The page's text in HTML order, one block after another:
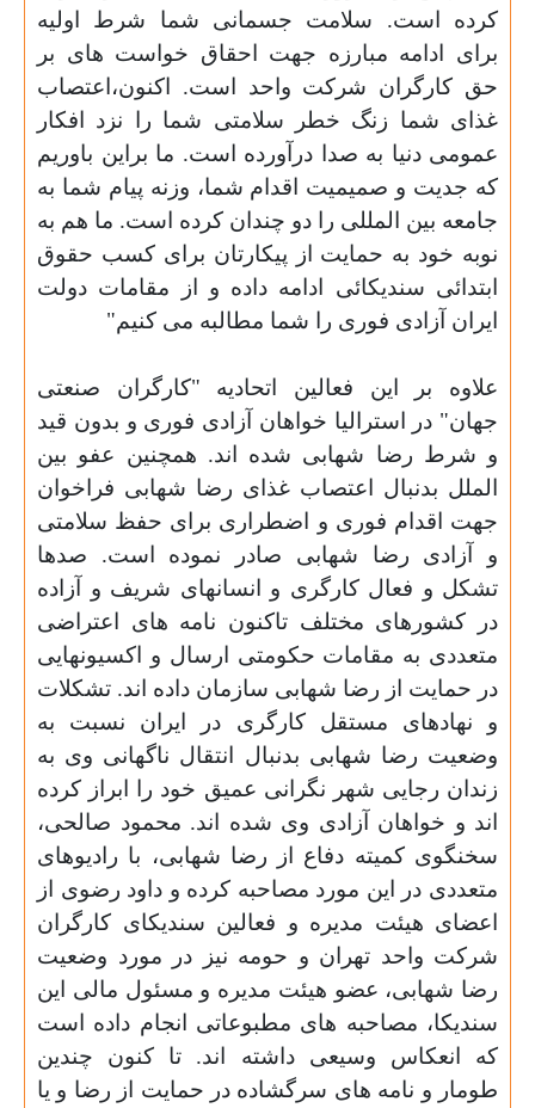
کرده است. سلامت جسمانی شما شرط اولیه
برای ادامه مبارزه جهت احقاق خواست های بر
حق کارگران شرکت واحد است. اکنون،اعتصاب
غذای شما زنگ خطر سلامتی شما را نزد افکار
عمومی دنیا به صدا درآورده است. ما براین باوریم
که جدیت و صمیمیت اقدام شما، وزنه پیام شما به
جامعه بین المللی را دو چندان کرده است. ما هم به
نوبه خود به حمایت از پیکارتان برای کسب حقوق
ابتدائی سندیکائی ادامه داده و از مقامات دولت
ایران آزادی فوری را شما مطالبه می کنیم"
علاوه بر این فعالین اتحادیه "كارگران صنعتی
جهان" در استرالیا خواهان آزادی فوری و بدون قید
و شرط رضا شهابی شده اند. همچنین عفو بین
الملل بدنبال اعتصاب غذای رضا شهابی فراخوان
جهت اقدام فوری و اضطراری برای حفظ سلامتی
و آزادی رضا شهابی صادر نموده است. صدها
تشکل و فعال کارگری و انسانهای شریف و آزاده
در کشورهای مختلف تاکنون نامه های اعتراضی
متعددی به مقامات حکومتی ارسال و اکسیونهایی
در حمایت از رضا شهابی سازمان داده اند. تشکلات
و نهادهای مستقل کارگری در ایران نسبت به
وضعیت رضا شهابی بدنبال انتقال ناگهانی وی به
زندان رجایی شهر نگرانی عمیق خود را ابراز کرده
اند و خواهان آزادی وی شده اند. محمود صالحی،
سخنگوی کمیته دفاع از رضا شهابی، با رادیوهای
متعددی در این مورد مصاحبه کرده و داود رضوی از
اعضای هیئت مدیره و فعالین سندیکای کارگران
شرکت واحد تهران و حومه نیز در مورد وضعیت
رضا شهابی، عضو هیئت مدیره و مسئول مالی این
سندیکا، مصاحبه های مطبوعاتی انجام داده است
که انعکاس وسیعی داشته اند. تا کنون چندین
طومار و نامه های سرگشاده در حمایت از رضا و یا